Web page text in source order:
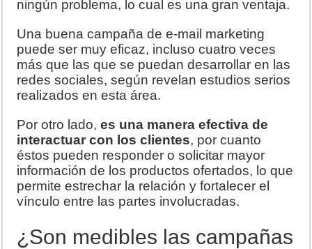
ningún problema, lo cual es una gran ventaja.
Una buena campaña de e-mail marketing
puede ser muy eficaz, incluso cuatro veces
más que las que se puedan desarrollar en las
redes sociales, según revelan estudios serios
realizados en esta área.
Por otro lado,es una manera efectiva de
interactuar con los clientes, por cuanto
éstos pueden responder o solicitar mayor
información de los productos ofertados, lo que
permite estrechar la relación y fortalecer el
vínculo entre las partes involucradas.
¿Son medibles las campañas